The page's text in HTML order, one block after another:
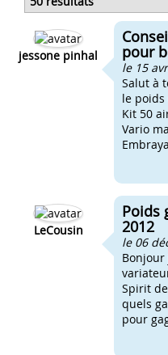
Galets peugeot quels poids
Poid galet doppler s3r
Poid galet pot zx
jessone pinhal pour
le 15
Salut à
le poids
Kit 50
Vario
LeCousin
Poids
2012
le 06
Spirit
quels
pour